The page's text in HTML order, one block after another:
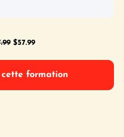
Le
était :
$77.99.
$57.99Le
est :
$57.99.
formation